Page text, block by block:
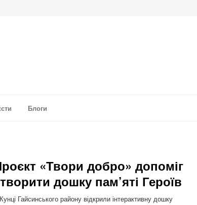
Блоги
«Твори добро» допоміг
дошку пам’яті Героїв
Гайсинського району відкрили інтерактивну дошку